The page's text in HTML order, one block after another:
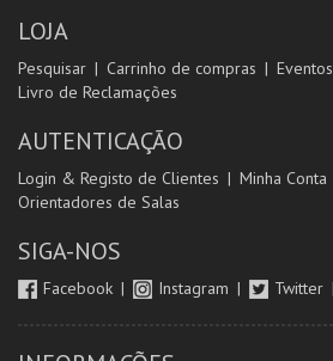
LOJA
Pesquisar Carrinho de compras Eventos
Livro de Reclamações
AUTENTICAÇÃO
Login & Registo de Clientes Minha Conta
Orientadores de Salas
SIGA-NOS
Facebook Instagram Twitter